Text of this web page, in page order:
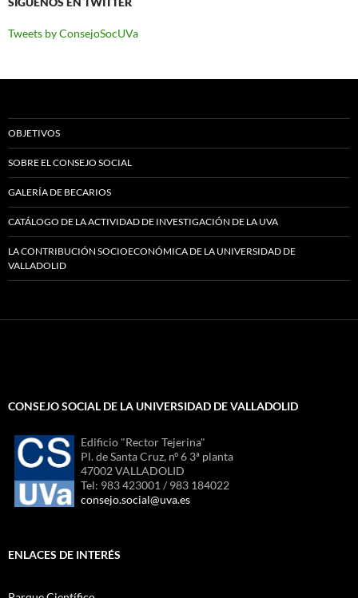
Tweets by ConsejoSocUVa
OBJETIVOS
SOBRE EL CONSEJO SOCIAL
GALERÍA DE BECARIOS
CATÁLOGO DE LA ACTIVIDAD DE INVESTIGACIÓN DE LA UVA
LA CONTRIBUCIÓN SOCIOECONÓMICA DE LA UNIVERSIDAD DE
VALLADOLID
CONSEJO SOCIAL DE LA UNIVERSIDAD DE VALLADOLID
Edificio "Rector Tejerina"
Pl. de Santa Cruz, nº 6 3ª planta
47002 VALLADOLID
Tel: 983 423001 / 983 184022
consejo.social@uva.es
ENLACES DE INTERÉS